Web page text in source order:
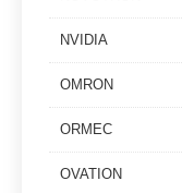
NVIDIA
OMRON
ORMEC
OVATION